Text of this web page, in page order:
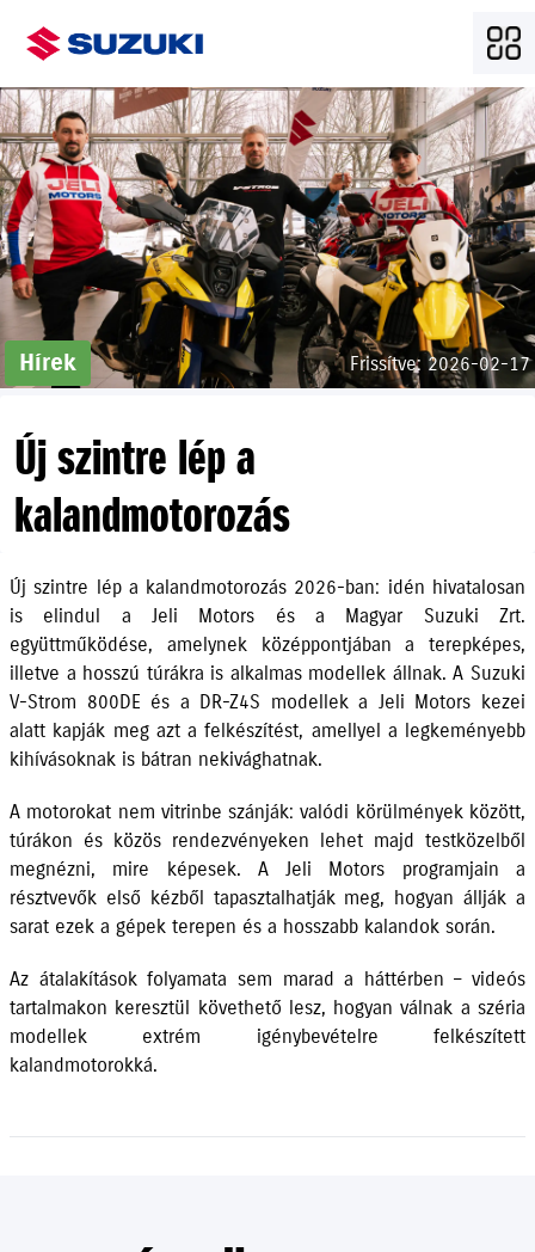
Hírek Frissítve: 2026-02-17
Új szintre lép a
kalandmotorozás
Új szintre lép a kalandmotorozás 2026-ban: idén hivatalosan
is elindul a Jeli Motors és a Magyar Suzuki Zrt.
együttműködése, amelynek középpontjában a terepképes,
illetve a hosszú túrákra is alkalmas modellek állnak. A Suzuki
V-Strom 800DE és a DR-Z4S modellek a Jeli Motors kezei
alatt kapják meg azt a felkészítést, amellyel a legkeményebb
kihívásoknak is bátran nekivághatnak.
A motorokat nem vitrinbe szánják: valódi körülmények között,
túrákon és közös rendezvényeken lehet majd testközelből
megnézni, mire képesek. A Jeli Motors programjain a
résztvevők első kézből tapasztalhatják meg, hogyan állják a
sarat ezek a gépek terepen és a hosszabb kalandok során.
Az átalakítások folyamata sem marad a háttérben – videós
tartalmakon keresztül követhető lesz, hogyan válnak a széria
modellek extrém igénybevételre felkészített
kalandmotorokká.